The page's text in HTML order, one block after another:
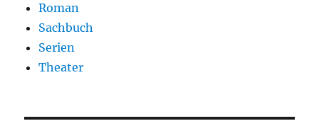
Roman
Sachbuch
Serien
Theater